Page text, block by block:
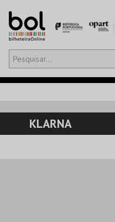
Olá,iniciar sessão
CARRINHO
EVENTOS
KLARNA